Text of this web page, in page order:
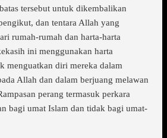
tersebut untuk dikembalikan
dan tentara Allah yang
rumah-rumah dan harta-harta
ini menggunakan harta
menguatkan diri mereka dalam
Allah dan dalam berjuang melawan
perang termasuk perkara
bagi umat Islam dan tidak bagi umat-